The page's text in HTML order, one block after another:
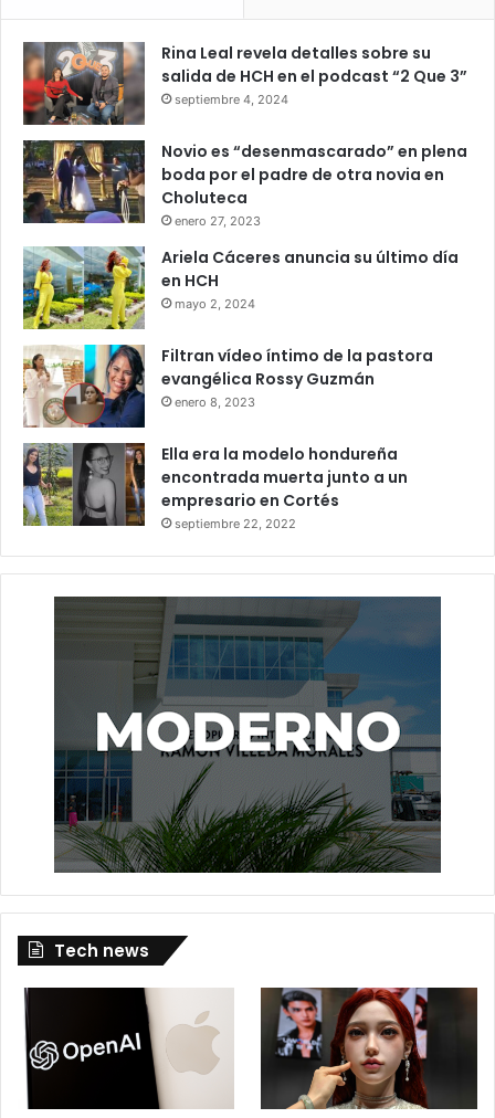
Rina Leal revela detalles sobre su
salida de HCH en el podcast “2 Que 3”
septiembre 4, 2024
Novio es “desenmascarado” en plena
boda por el padre de otra novia en
Choluteca
enero 27, 2023
Ariela Cáceres anuncia su último día
en HCH
mayo 2, 2024
Filtran vídeo íntimo de la pastora
evangélica Rossy Guzmán
enero 8, 2023
Ella era la modelo hondureña
encontrada muerta junto a un
empresario en Cortés
septiembre 22, 2022
Tech news